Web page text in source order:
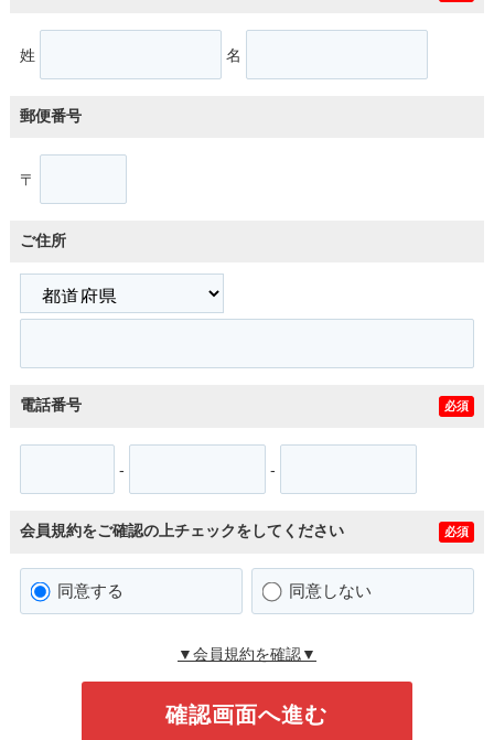
姓 名
郵便番号
〒
ご住所
電話番号 必須
- -
会員規約をご確認の上チェックをしてください 必須
同意する 同意しない
▼会員規約を確認▼